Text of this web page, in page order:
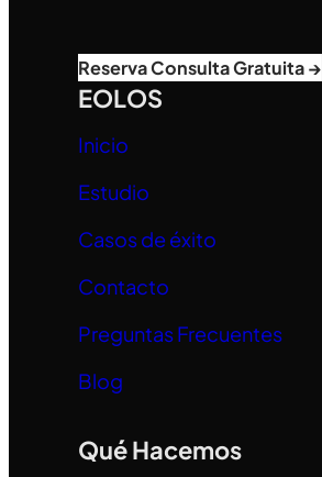
Reserva Consulta Gratuita →
EOLOS
Inicio
Estudio
Casos de éxito
Contacto
Preguntas Frecuentes
Blog
Qué Hacemos